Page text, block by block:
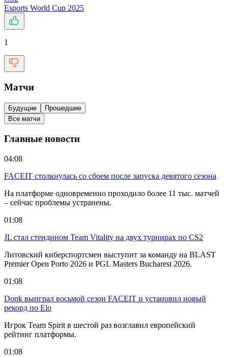
Esports World Cup 2025
1
Матчи
Будущие
Прошедшие
Все матчи
Главные новости
04:08
FACEIT столкнулась со сбоем после запуска девятого сезона
На платформе одновременно проходило более 11 тыс. матчей
– сейчас проблемы устранены.
01:08
JL стал стендином Team Vitality на двух турнирах по CS2
Литовский киберспортсмен выступит за команду на BLAST
Premier Open Porto 2026 и PGL Masters Bucharest 2026.
01:08
Donk выиграл восьмой сезон FACEIT и установил новый
рекорд по Elo
Игрок Team Spirit в шестой раз возглавил европейский
рейтинг платформы.
01:08